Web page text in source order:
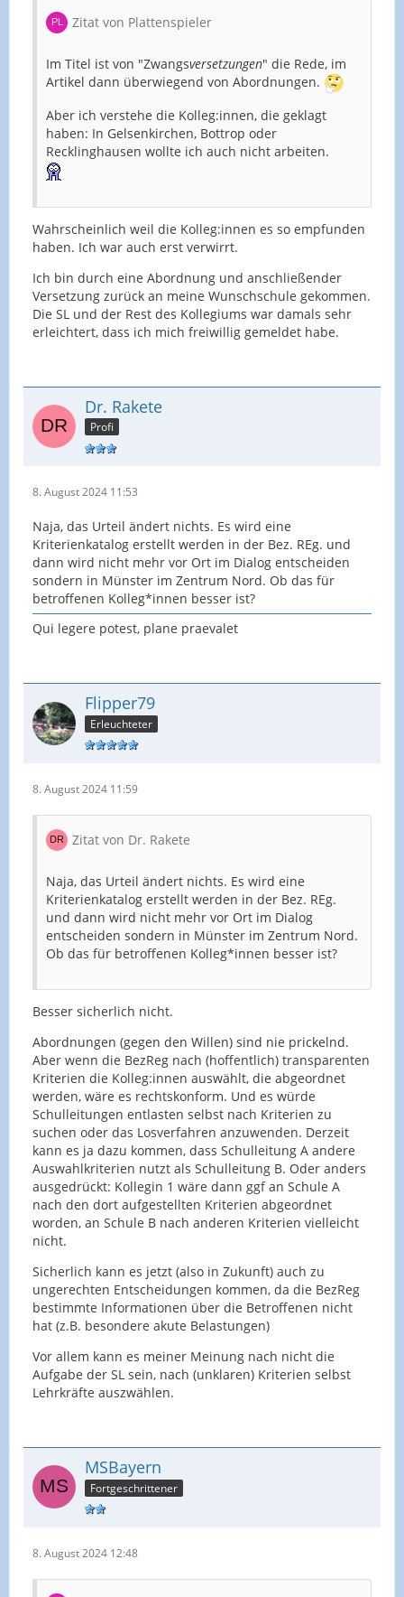
Zitat von Plattenspieler
Im Titel ist von "Zwangsversetzungen" die Rede, im
Artikel dann überwiegend von Abordnungen.
Aber ich verstehe die Kolleg:innen, die geklagt
haben: In Gelsenkirchen, Bottrop oder
Recklinghausen wollte ich auch nicht arbeiten.
Wahrscheinlich weil die Kolleg:innen es so empfunden
haben. Ich war auch erst verwirrt.
Ich bin durch eine Abordnung und anschließender
Versetzung zurück an meine Wunschschule gekommen.
Die SL und der Rest des Kollegiums war damals sehr
erleichtert, dass ich mich freiwillig gemeldet habe.
Dr. Rakete
Profi
8. August 2024 11:53
Naja, das Urteil ändert nichts. Es wird eine
Kriterienkatalog erstellt werden in der Bez. REg. und
dann wird nicht mehr vor Ort im Dialog entscheiden
sondern in Münster im Zentrum Nord. Ob das für
betroffenen Kolleg*innen besser ist?
Qui legere potest, plane praevalet
Flipper79
Erleuchteter
8. August 2024 11:59
Zitat von Dr. Rakete
Naja, das Urteil ändert nichts. Es wird eine
Kriterienkatalog erstellt werden in der Bez. REg.
und dann wird nicht mehr vor Ort im Dialog
entscheiden sondern in Münster im Zentrum Nord.
Ob das für betroffenen Kolleg*innen besser ist?
Besser sicherlich nicht.
Abordnungen (gegen den Willen) sind nie prickelnd.
Aber wenn die BezReg nach (hoffentlich) transparenten
Kriterien die Kolleg:innen auswählt, die abgeordnet
werden, wäre es rechtskonform. Und es würde
Schulleitungen entlasten selbst nach Kriterien zu
suchen oder das Losverfahren anzuwenden. Derzeit
kann es ja dazu kommen, dass Schulleitung A andere
Auswahlkriterien nutzt als Schulleitung B. Oder anders
ausgedrückt: Kollegin 1 wäre dann ggf an Schule A
nach den dort aufgestellten Kriterien abgeordnet
worden, an Schule B nach anderen Kriterien vielleicht
nicht.
Sicherlich kann es jetzt (also in Zukunft) auch zu
ungerechten Entscheidungen kommen, da die BezReg
bestimmte Informationen über die Betroffenen nicht
hat (z.B. besondere akute Belastungen)
Vor allem kann es meiner Meinung nach nicht die
Aufgabe der SL sein, nach (unklaren) Kriterien selbst
Lehrkräfte auszwählen.
MSBayern
Fortgeschrittener
8. August 2024 12:48